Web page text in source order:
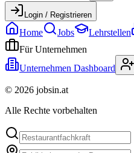
Login / Registrieren
Home Jobs Lehrstellen
Für Unternehmen
Unternehmen Dashboard
© 2026 jobsin.at
Alle Rechte vorbehalten